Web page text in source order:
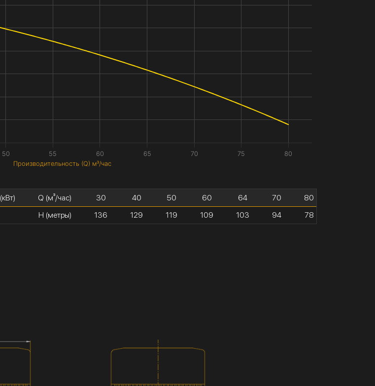
Производительность (Q) м³/час
50 55 60 65 70 75 80
(кВт)
Q (м³/час)
H (метры)
30
136
40
129
50
119
60
109
64
103
70
94
80
78